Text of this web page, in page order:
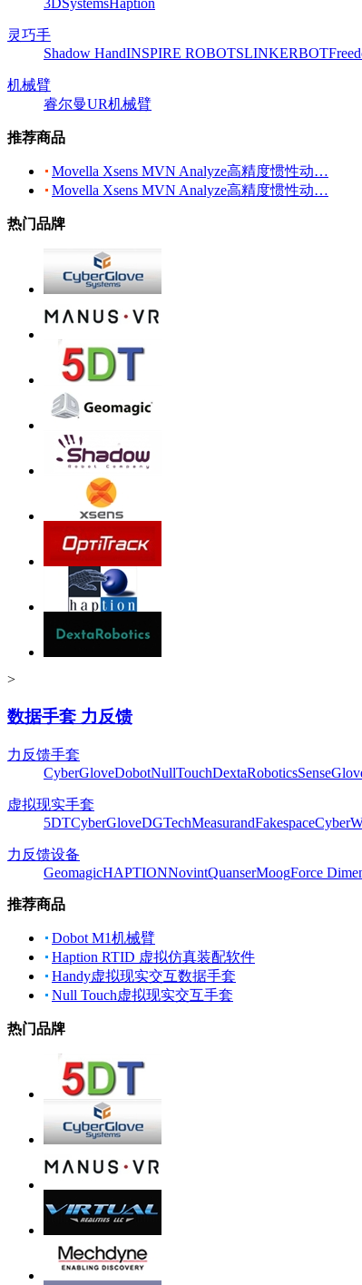
3DSystemsHaption
灵巧手
Shadow HandINSPIRE ROBOTSLINKERBOT
机械臂
睿尔曼UR机械臂
推荐商品
Movella Xsens MVN Analyze高精度惯性动…
Movella Xsens MVN Analyze高精度惯性动…
热门品牌
>
数据手套 力反馈
力反馈手套
CyberGloveDobotNullTouchDextaRobotics
虚拟现实手套
5DTCyberGloveDGTechMeasurandFakespace
力反馈设备
GeomagicHAPTIONNovintQuanserMoogForce
推荐商品
Dobot M1机械臂
Haption RTID 虚拟仿真装配软件
Handy虚拟现实交互数据手套
Null Touch虚拟现实交互手套
热门品牌